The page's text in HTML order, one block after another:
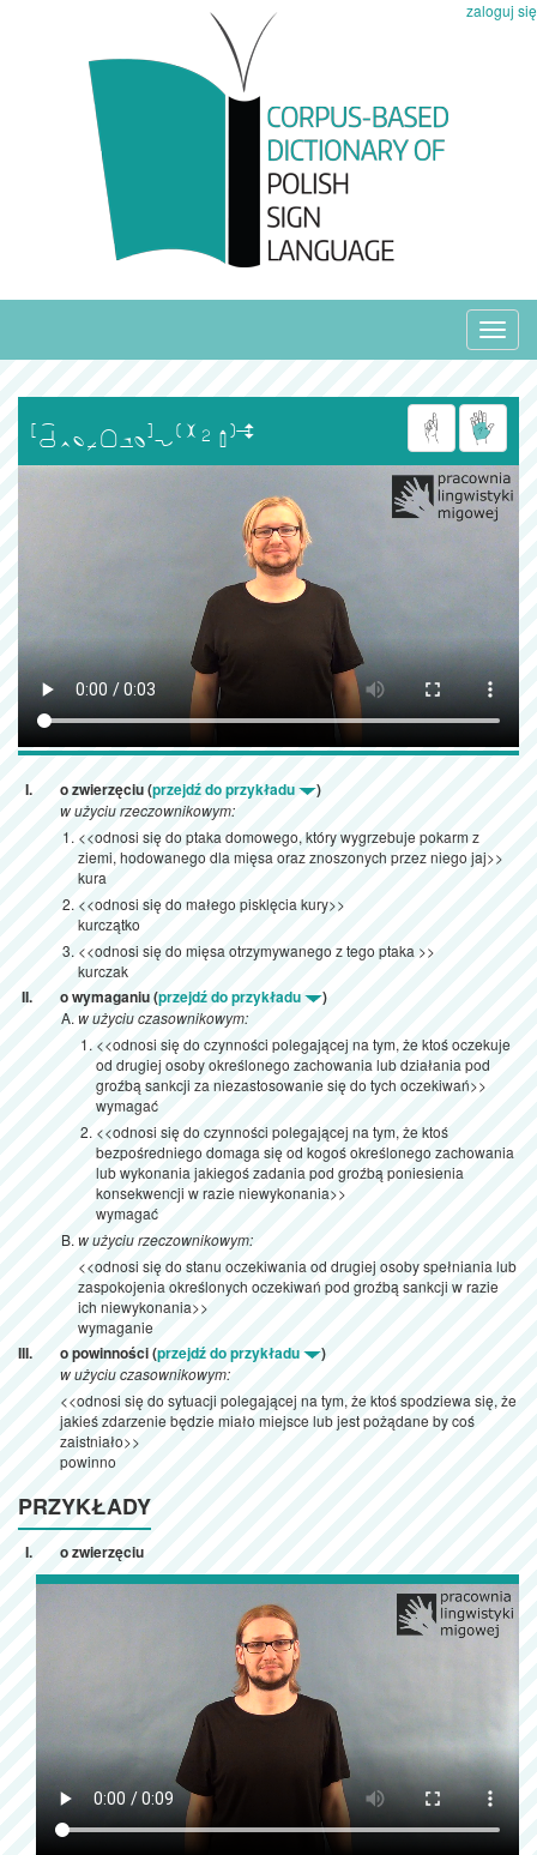
zaloguj się

o zwierzęciu (przejdź do przykładu )
w użyciu rzeczownikowym:
<<odnosi się do ptaka domowego, który wygrzebuje pokarm z
ziemi, hodowanego dla mięsa oraz znoszonych przez niego jaj>>
kura
<<odnosi się do małego pisklęcia kury>>
kurczątko
<<odnosi się do mięsa otrzymywanego z tego ptaka >>
kurczak
o wymaganiu (przejdź do przykładu )
w użyciu czasownikowym:
<<odnosi się do czynności polegającej na tym, że ktoś oczekuje
od drugiej osoby określonego zachowania lub działania pod
groźbą sankcji za niezastosowanie się do tych oczekiwań>>
wymagać
<<odnosi się do czynności polegającej na tym, że ktoś
bezpośredniego domaga się od kogoś określonego zachowania
lub wykonania jakiegoś zadania pod groźbą poniesienia
konsekwencji w razie niewykonania>>
wymagać
w użyciu rzeczownikowym:
<<odnosi się do stanu oczekiwania od drugiej osoby spełniania lub
zaspokojenia określonych oczekiwań pod groźbą sankcji w razie
ich niewykonania>>
wymaganie
o powinności (przejdź do przykładu )
w użyciu czasownikowym:
<<odnosi się do sytuacji polegającej na tym, że ktoś spodziewa się, że
jakieś zdarzenie będzie miało miejsce lub jest pożądane by coś
zaistniało>>
powinno
PRZYKŁADY
o zwierzęciu